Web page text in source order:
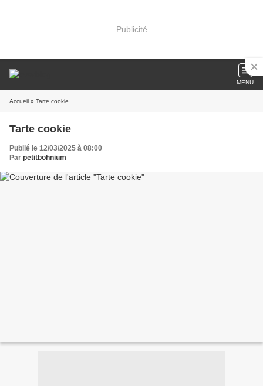
Publicité
MENU
Accueil » Tarte cookie
Tarte cookie
Publié le 12/03/2025 à 08:00
Par petitbohnium